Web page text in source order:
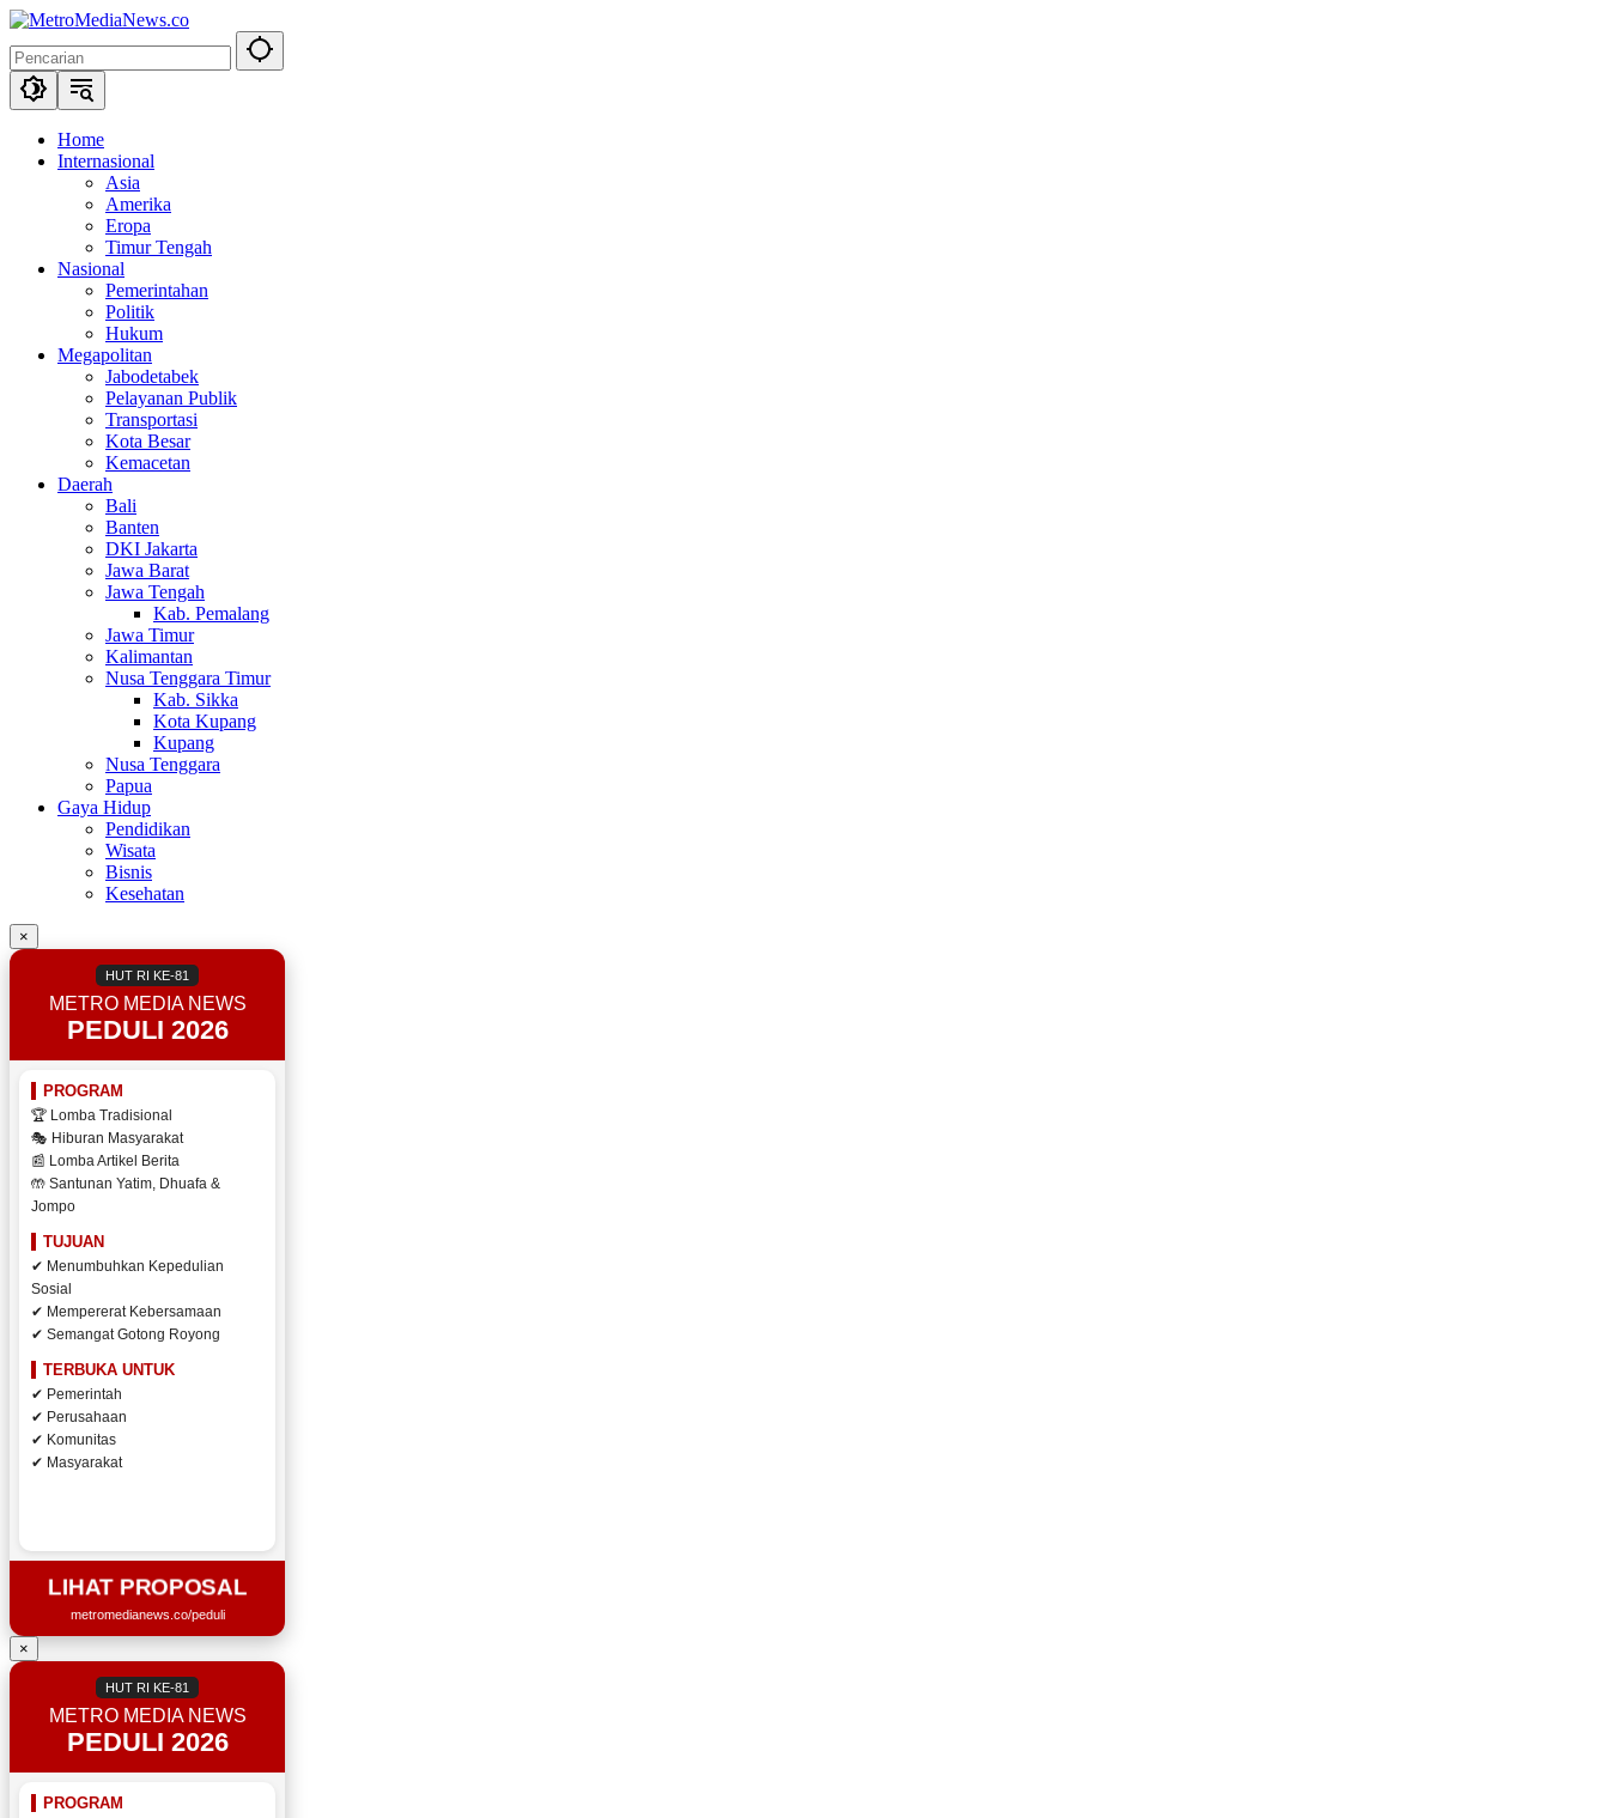
Langsung
konten
Home
Internasional
Asia
Amerika
Eropa
Timur Tengah
Nasional
Pemerintahan
Politik
Hukum
Megapolitan
Jabodetabek
Pelayanan Publik
Transportasi
Kota Besar
Kemacetan
Daerah
Bali
Banten
DKI Jakarta
Jawa Barat
Jawa Tengah
Kab. Pemalang
Jawa Timur
Kalimantan
Nusa Tenggara Timur
Kab. Sikka
Kota Kupang
Kupang
Nusa Tenggara
Papua
Gaya Hidup
Pendidikan
Wisata
Bisnis
Kesehatan
×
HUT RI KE-81
METRO MEDIA NEWS
PEDULI 2026
PROGRAM
🏆 Lomba Tradisional
🎭 Hiburan Masyarakat
📰 Lomba Artikel Berita
🤲 Santunan Yatim, Dhuafa &
Jompo
TUJUAN
✔ Menumbuhkan Kepedulian
Sosial
✔ Mempererat Kebersamaan
✔ Semangat Gotong Royong
TERBUKA UNTUK
✔ Pemerintah
✔ Perusahaan
✔ Komunitas
✔ Masyarakat
LIHAT PROPOSAL
metromedianews.co/peduli
×
HUT RI KE-81
METRO MEDIA NEWS
PEDULI 2026
PROGRAM